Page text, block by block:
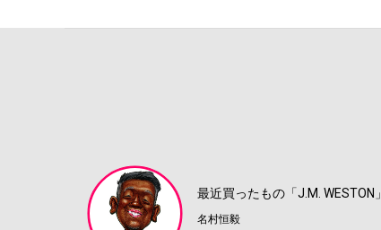
最近買ったもの「J.M. WESTON」
名村恒毅